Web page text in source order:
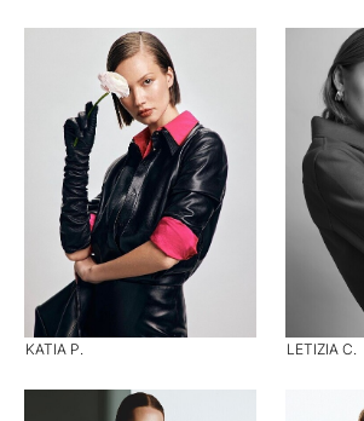
KATIA P. LETIZIA C.